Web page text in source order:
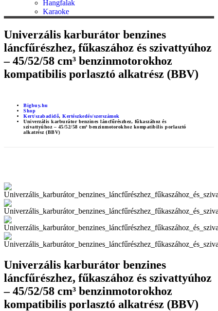
Hangfalak
Karaoke
Univerzális karburátor benzines
láncfűrészhez, fűkaszához és szivattyúhoz
– 45/52/58 cm³ benzinmotorokhoz
kompatibilis porlasztó alkatrész (BBV)
Bigbuy.hu
Shop
Kert/szabadidő, Kertészkedés/szerszámok
Univerzális karburátor benzines láncfűrészhez, fűkaszához és
szivattyúhoz – 45/52/58 cm³ benzinmotorokhoz kompatibilis porlasztó
alkatrész (BBV)
Univerzális karburátor benzines
láncfűrészhez, fűkaszához és szivattyúhoz
– 45/52/58 cm³ benzinmotorokhoz
kompatibilis porlasztó alkatrész (BBV)